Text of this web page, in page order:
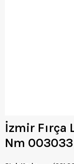
İzmir Fırça
Nm 003033